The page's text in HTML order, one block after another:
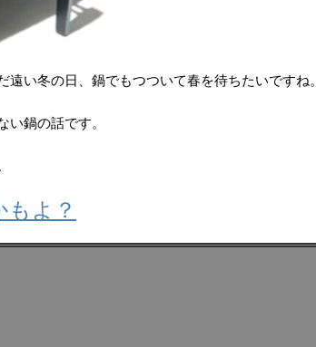
遠い冬の日、鍋でもつついて春を待ちたいですね。
い鍋の話です。
よ？